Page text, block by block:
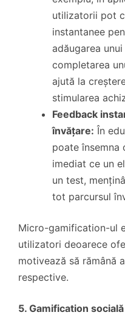
utilizatorii pot
instantanee
adăugarea
completarea
ajută la
stimularea
Feedback
învățare: În
poate însemna
imediat ce un
un test,
tot parcursul
Micro-gamification-ul
utilizatori deoarece
motivează să rămână
respective.
5. Gamification